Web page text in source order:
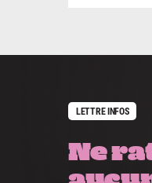
LETTRE INFOS
Ne